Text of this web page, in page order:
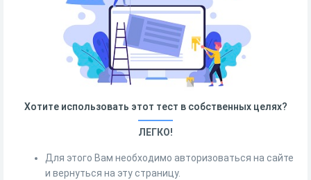
Хотите использовать этот тест в собственных целях?
ЛЕГКО!
Для этого Вам необходимо авторизоваться на сайте
и вернуться на эту страницу.